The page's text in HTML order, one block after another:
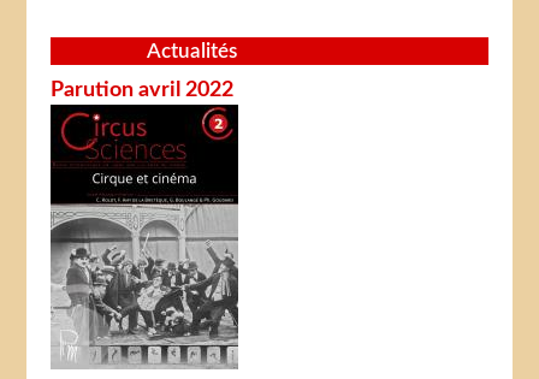
Actualités
Parution avril 2022